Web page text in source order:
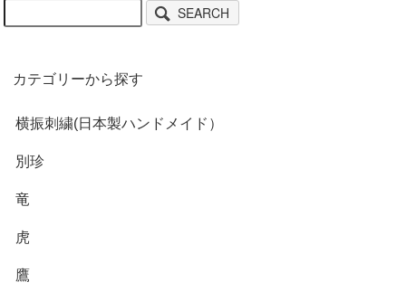
SEARCH
カテゴリーから探す
横振刺繍(日本製ハンドメイド）
別珍
竜
虎
鷹